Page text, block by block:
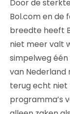
Door de
Bol.com en de
breedte heeft
niet meer valt
simpelweg
van Nederland
terug echt niet
programma’s